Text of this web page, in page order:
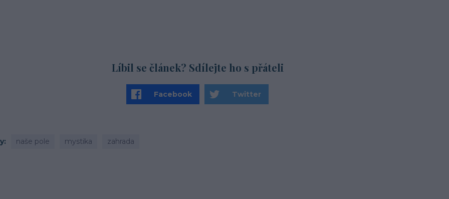
Líbil se článek? Sdílejte ho s přáteli
Facebook Twitter
naše pole mystika zahrada